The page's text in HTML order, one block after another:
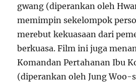
gwang (diperankan oleh
memimpin sekelompok
merebut kekuasaan dari
berkuasa. Film ini juga
Komandan Pertahanan Ibu
(diperankan oleh Jung Woo-